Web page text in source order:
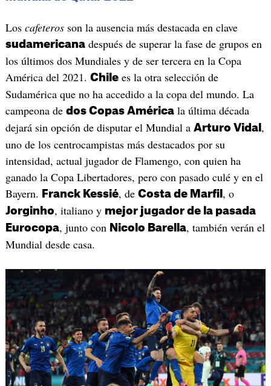
Los cafeterosson la ausencia más destacada en clave
sudamericanadespués de superar la fase de grupos en
los últimos dos Mundiales y de ser tercera en la Copa
América del 2021. Chilees la otra selección de
Sudamérica que no ha accedido a la copa del mundo. La
campeona de dos Copas Américala última década
dejará sin opción de disputar el Mundial a Arturo Vidal ,
uno de los centrocampistas más destacados por su
intensidad, actual jugador de Flamengo, con quien ha
ganado la Copa Libertadores, pero con pasado culé y en el
Bayern.
Franck Kessié, de Costa de Marfil , o
Jorginho, italiano y mejor jugador de la pasada
Eurocopa, junto con Nicolo Barella, también verán el
Mundial desde casa.